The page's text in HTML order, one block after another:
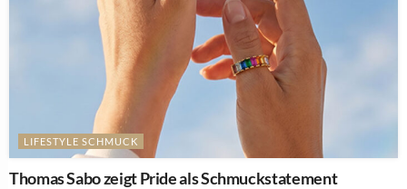
LIFESTYLE SCHMUCK
Thomas Sabo zeigt Pride als Schmuckstatement